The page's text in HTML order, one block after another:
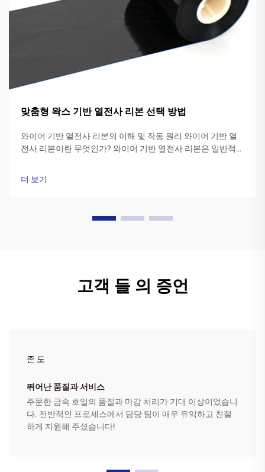
맞춤형 왁스 기반 열전사 리본 선택 방법
와이어 기반 열전사 리본의 이해 및 작동 원리 와이어 기반 열
전사 리본이란 무엇인가? 와이어 기반 열전사 리본은 일반적으
더 보기
고객 들 의 증언
존 도
뛰어난 품질과 서비스
주문한 금속 호일의 품질과 마감 처리가 기대 이상이었습니
다. 전반적인 프로세스에서 담당 팀이 매우 유익하고 친절
하게 지원해 주셨습니다!